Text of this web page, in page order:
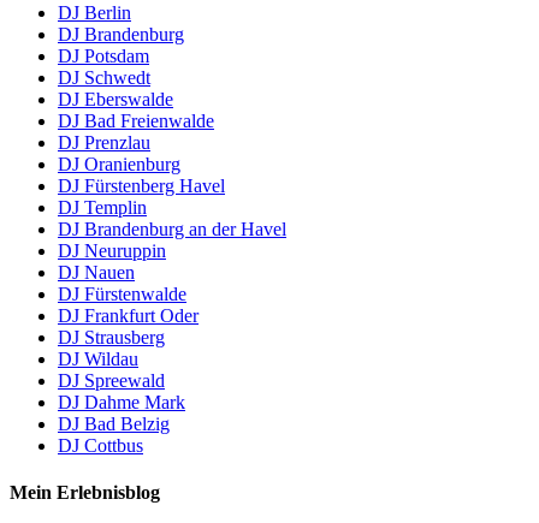
DJ Berlin
DJ Brandenburg
DJ Potsdam
DJ Schwedt
DJ Eberswalde
DJ Bad Freienwalde
DJ Prenzlau
DJ Oranienburg
DJ Fürstenberg Havel
DJ Templin
DJ Brandenburg an der Havel
DJ Neuruppin
DJ Nauen
DJ Fürstenwalde
DJ Frankfurt Oder
DJ Strausberg
DJ Wildau
DJ Spreewald
DJ Dahme Mark
DJ Bad Belzig
DJ Cottbus
Mein Erlebnisblog